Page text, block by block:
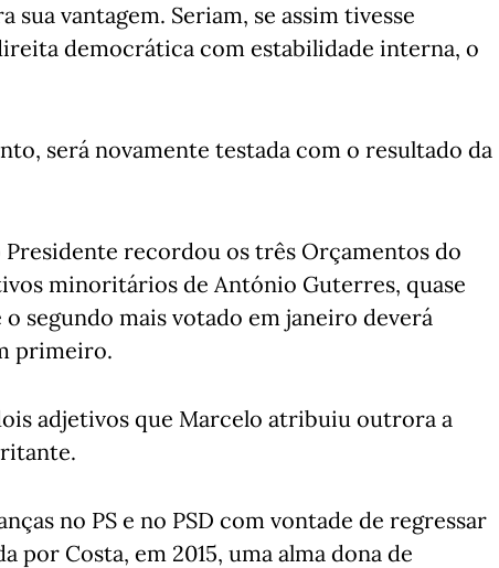
vantagem. Seriam, se assim tivesse
democrática com estabilidade interna, o
será novamente testada com o resultado da
Presidente recordou os três Orçamentos do
minoritários de António Guterres, quase
segundo mais votado em janeiro deverá
primeiro.
adjetivos que Marcelo atribuiu outrora a
no PS e no PSD com vontade de regressar
Costa, em 2015, uma alma dona de